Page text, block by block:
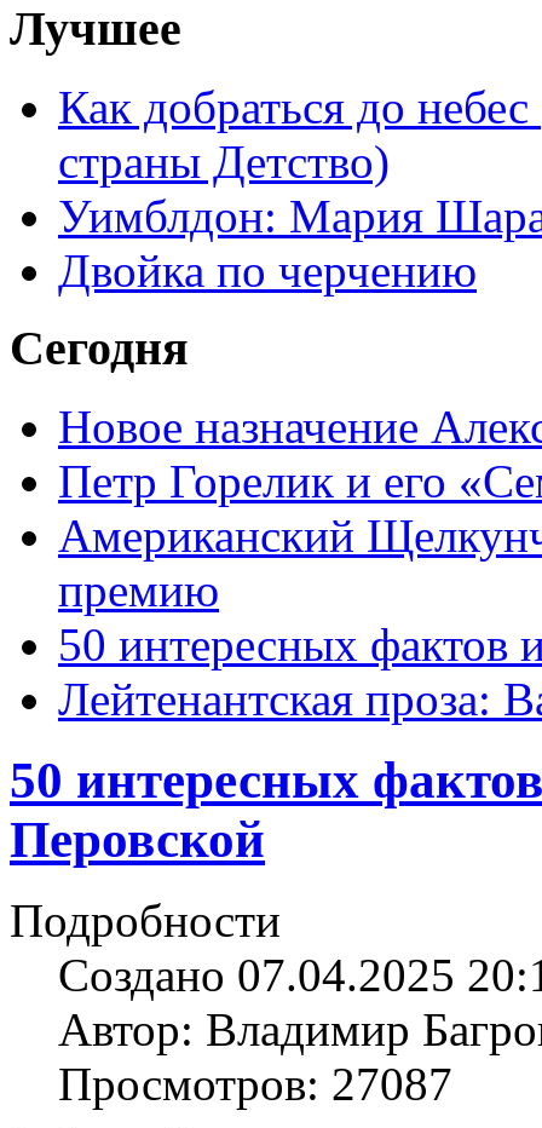
Лучшее
Как добраться до
страны Детство)
Уимблдон: Мария
Двойка по черчению
Сегодня
Новое назначение
Петр Горелик и его
Американский
премию
50 интересных фактов
Лейтенантская проза:
50 интересных
Перовской
Подробности
Создано 07.04.2025
Автор: Владимир
Просмотров: 27087